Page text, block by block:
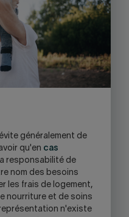
généralement de
qu'en cas
responsabilité de
nom des besoins
les frais de logement,
nourriture et de soins
n'existe